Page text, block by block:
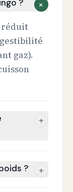
? +
réduit
gaz).
+
? +